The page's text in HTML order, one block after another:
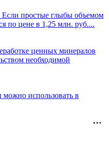
Если простые глыбы объемом
по цене в 1,25 млн. руб....
ценных минералов
необходимой
использовать в